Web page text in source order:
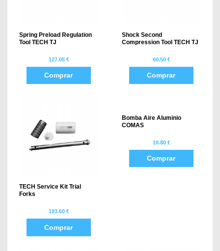
Spring Preload Regulation
Tool TECH TJ
127.05 €
Comprar
Shock Second
Compression Tool TECH TJ
60.50 €
Comprar
TECH Service Kit Trial
Forks
193.60 €
Comprar
Bomba Aire Aluminio
COMAS
10.80 €
Comprar